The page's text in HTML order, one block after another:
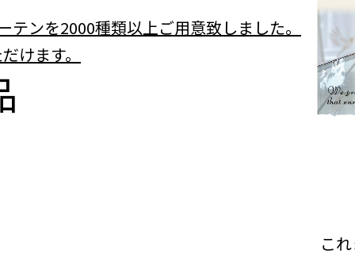
こ
ンを2000種類以上ご用意致しました。
けます。